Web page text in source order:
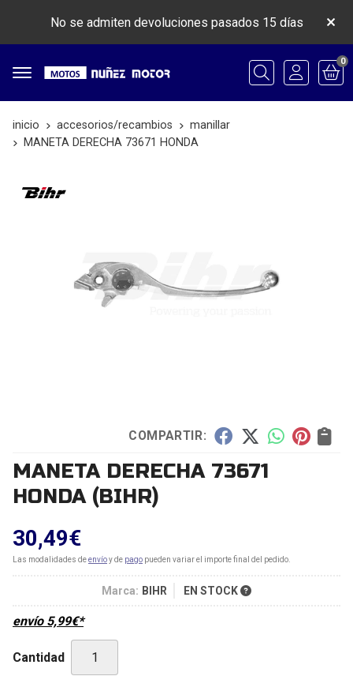
No se admiten devoluciones pasados 15 días
Buscar
0
inicio accesorios/recambios
manillar
MANETA DERECHA 73671 HONDA
COMPARTIR:
MANETA DERECHA 73671
HONDA (BIHR)
30,49€
Las modalidades deenvíoy de pago pueden variar el importe final del pedido.
Marca: BIHR EN STOCK
envío 5,99€*
Cantidad